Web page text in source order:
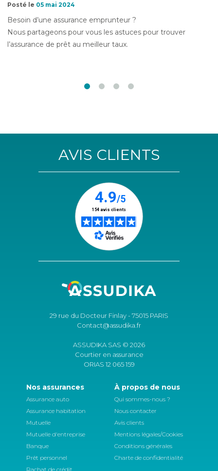
Posté le 05 mai 2024
Besoin d’une assurance emprunteur ?
Nous partageons pour vous les astuces pour trouver
l’assurance de prêt au meilleur taux.
AVIS CLIENTS
29 rue du Docteur Finlay - 75015 PARIS
Contact@assudika.fr
ASSUDIKA SAS © 2026
Courtier en assurance
ORIAS 12 065 159
Nos assurances
Assurance auto
Assurance habitation
Mutuelle
Mutuelle d'entreprise
Banque
Prêt personnel
Rachat de crédit
À propos de nous
Qui sommes-nous ?
Nous contacter
Avis clients
Mentions légales/Cookies
Conditions générales
Charte de confidentialité